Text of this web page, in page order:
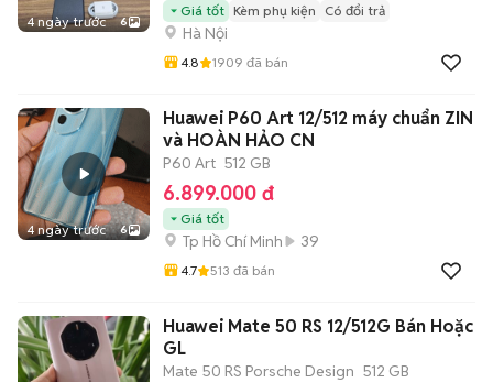
4 ngày trước 6
Giá tốt Kèm phụ kiện Có đổi trả
Hà Nội
4.8 1909 đã bán
4 ngày trước 6
Huawei P60 Art 12/512 máy chuẩn ZIN
và HOÀN HẢO CN
P60 Art 512 GB
6.899.000 đ
Giá tốt
Tp Hồ Chí Minh 39
4.7 513 đã bán
Huawei Mate 50 RS 12/512G Bán Hoặc
GL
Mate 50 RS Porsche Design 512 GB